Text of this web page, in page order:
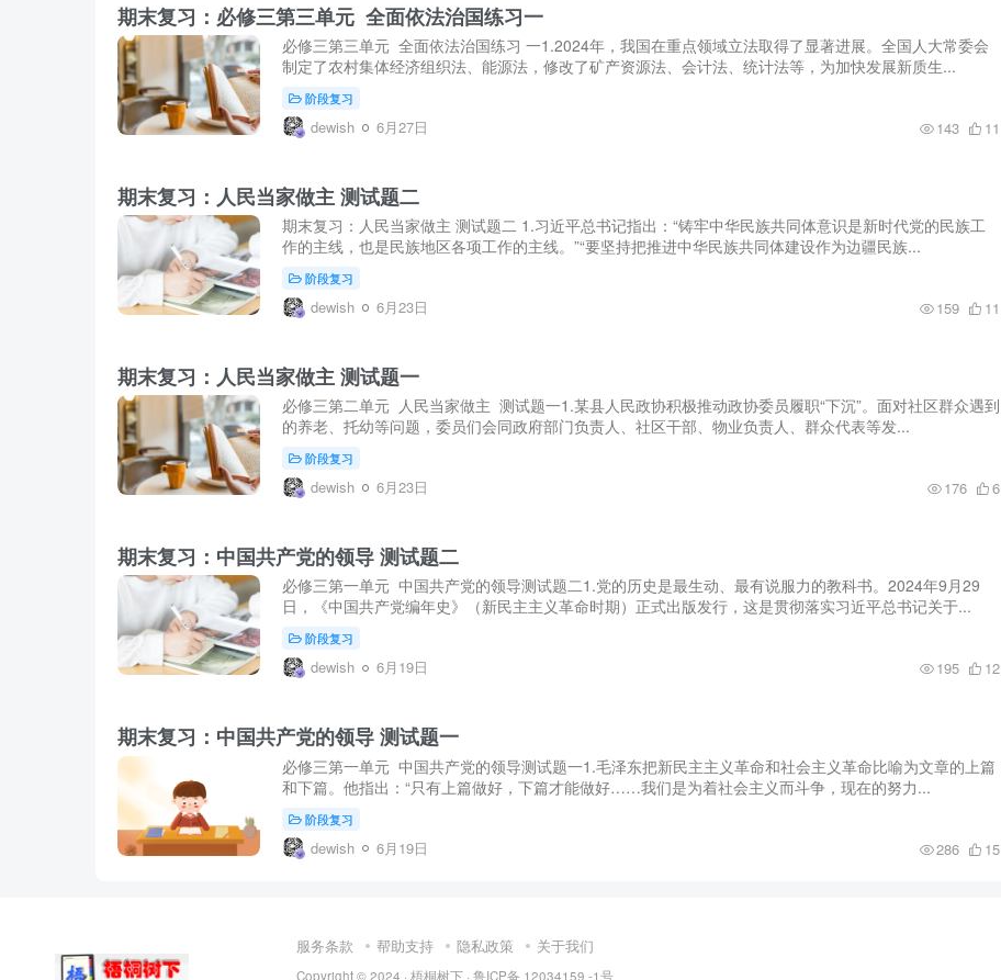
期末复习：必修三第三单元 全面依法治国练习一
必修三第三单元 全面依法治国练习 一1.2024年，我国在重点领域立法取得了显著进展。全国人大常委会
制定了农村集体经济组织法、能源法，修改了矿产资源法、会计法、统计法等，为加快发展新质生...
阶段复习
dewish 6月27日 143 11
期末复习：人民当家做主 测试题二
期末复习：人民当家做主 测试题二 1.习近平总书记指出：“铸牢中华民族共同体意识是新时代党的民族工
作的主线，也是民族地区各项工作的主线。”“要坚持把推进中华民族共同体建设作为边疆民族...
阶段复习
dewish 6月23日 159 11
期末复习：人民当家做主 测试题一
必修三第二单元 人民当家做主 测试题一1.某县人民政协积极推动政协委员履职“下沉”。面对社区群众遇到
的养老、托幼等问题，委员们会同政府部门负责人、社区干部、物业负责人、群众代表等发...
阶段复习
dewish 6月23日 176 6
期末复习：中国共产党的领导 测试题二
必修三第一单元 中国共产党的领导测试题二1.党的历史是最生动、最有说服力的教科书。2024年9月29
日，《中国共产党编年史》（新民主主义革命时期）正式出版发行，这是贯彻落实习近平总书记关于...
阶段复习
dewish 6月19日 195 12
期末复习：中国共产党的领导 测试题一
必修三第一单元 中国共产党的领导测试题一1.毛泽东把新民主主义革命和社会主义革命比喻为文章的上篇
和下篇。他指出：“只有上篇做好，下篇才能做好……我们是为着社会主义而斗争，现在的努力...
阶段复习
dewish 6月19日 286 15
服务条款 帮助支持 隐私政策 关于我们
Copyright © 2024 · 梧桐树下 · 鲁ICP备 12034159 -1号